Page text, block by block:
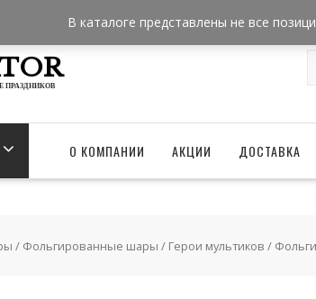
ПРАЗДНИКОВ
О КОМПАНИИ АКЦИИ ДОСТАВКА
/ Фольгированные шары / Герои мультиков /
В каталоге представлены не все